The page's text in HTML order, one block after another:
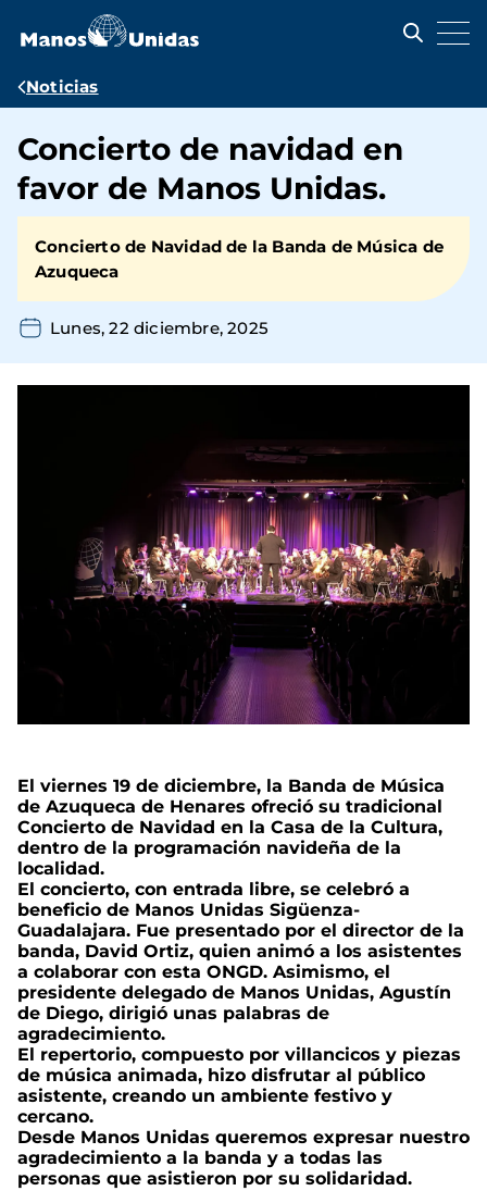
contenido
Ruta
navegación
Noticias
Concierto de navidad en
favor de Manos Unidas.
Concierto de Navidad de la Banda de Música de
Azuqueca
Lunes, 22 diciembre, 2025
El viernes 19 de diciembre, la Banda de Música
de Azuqueca de Henares ofreció su tradicional
Concierto de Navidad en la Casa de la Cultura,
dentro de la programación navideña de la
localidad.
El concierto, con entrada libre, se celebró a
beneficio de Manos Unidas Sigüenza-
Guadalajara. Fue presentado por el director de la
banda, David Ortiz, quien animó a los asistentes
a colaborar con esta ONGD. Asimismo, el
presidente delegado de Manos Unidas, Agustín
de Diego, dirigió unas palabras de
agradecimiento.
El repertorio, compuesto por villancicos y piezas
de música animada, hizo disfrutar al público
asistente, creando un ambiente festivo y
cercano.
Desde Manos Unidas queremos expresar nuestro
agradecimiento a la banda y a todas las
personas que asistieron por su solidaridad.